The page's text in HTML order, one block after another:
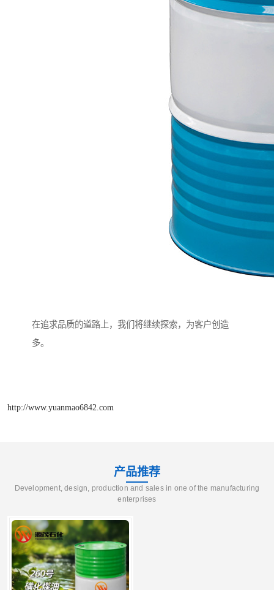
在追求品质的道路上，我们将继续探索，为客户创造
多。
http://www.yuanmao6842.com
产品推荐
Development, design, production and sales in one of the manufacturing
enterprises